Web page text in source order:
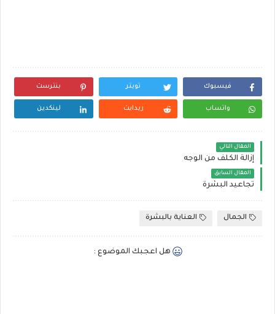
فيسبوك تويتر بنترست
واتساب ريدايت لينكدين
المقال التالي
إزالة الكلف من الوجه
المقال السابق
تجاعيد البشرة
الجمال العناية بالبشرة
هل اعجبك الموضوع :